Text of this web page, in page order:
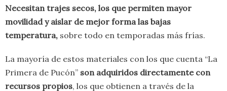
Necesitan trajes secos, los que permiten mayor
movilidad y aislar de mejor forma las bajas
temperatura, sobre todo en temporadas más frías.
La mayoría de estos materiales con los que cuenta “La
Primera de Pucón” son adquiridos directamente con
recursos propios, los que obtienen a través de la